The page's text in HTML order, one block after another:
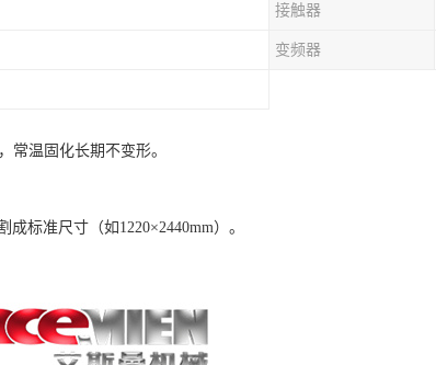
接触器
变频器
常温固化长期不变形。
标准尺寸（如1220×2440mm）。